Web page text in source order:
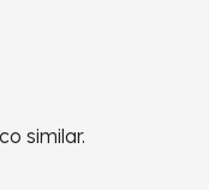
similar.